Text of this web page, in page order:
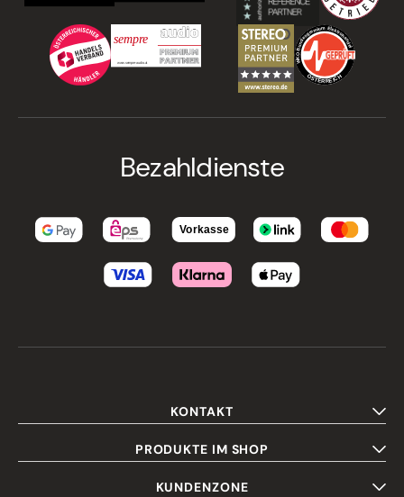
Bezahldienste
KONTAKT
PRODUKTE IM SHOP
KUNDENZONE